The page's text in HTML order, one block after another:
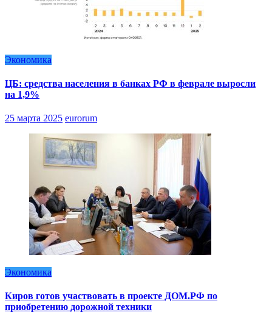
Экономика
ЦБ: средства населения в банках РФ в феврале выросли
на 1,9%
25 марта 2025 eurorum
Экономика
Киров готов участвовать в проекте ДОМ.РФ по
приобретению дорожной техники